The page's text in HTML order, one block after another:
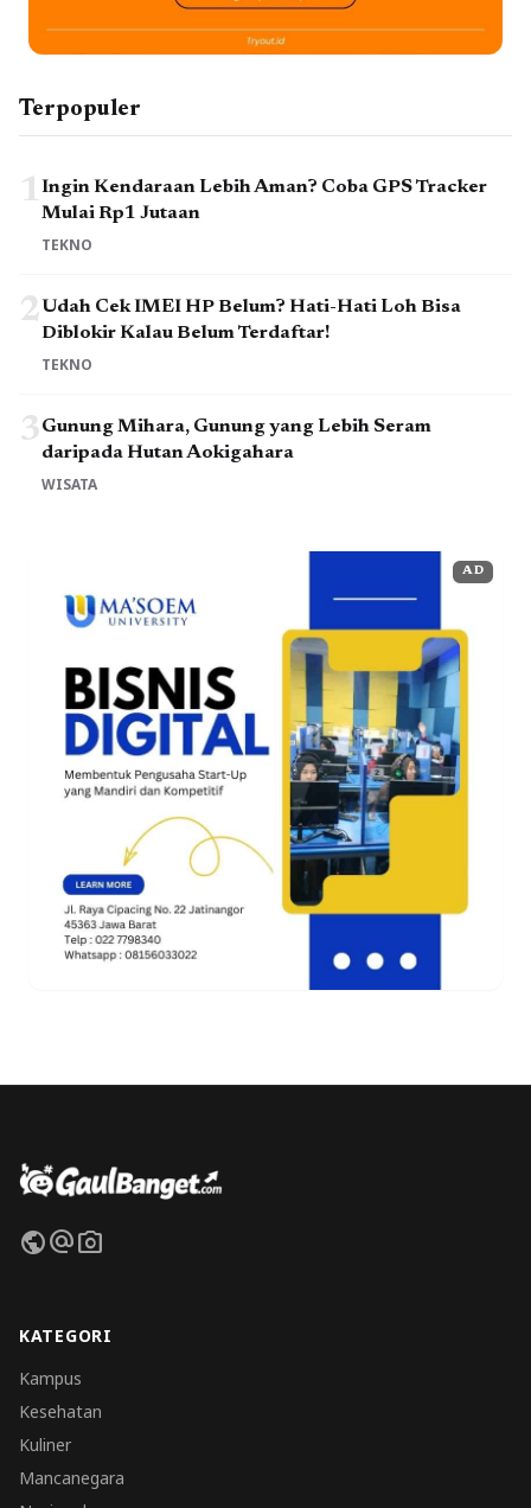
Terpopuler
1Ingin Kendaraan Lebih Aman? Coba GPS Tracker
Mulai Rp1 Jutaan
TEKNO
2Udah Cek IMEI HP Belum? Hati-Hati Loh Bisa
Diblokir Kalau Belum Terdaftar!
TEKNO
3Gunung Mihara, Gunung yang Lebih Seram
daripada Hutan Aokigahara
WISATA
AD
publicalternate_emailphoto_camera
KATEGORI
Kampus
Kesehatan
Kuliner
Mancanegara